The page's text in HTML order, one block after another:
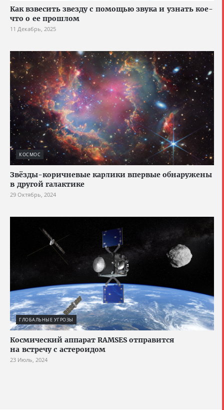
Как взвесить звезду с помощью звука и узнать кое-
что о ее прошлом
11 Декабрь, 2025
КОСМОС
Звёзды-коричневые карлики впервые обнаружены
в другой галактике
29 Октябрь, 2024
ГЛОБАЛЬНЫЕ УГРОЗЫ
Космический аппарат RAMSES отправится
на встречу с астероидом
23 Июль, 2024